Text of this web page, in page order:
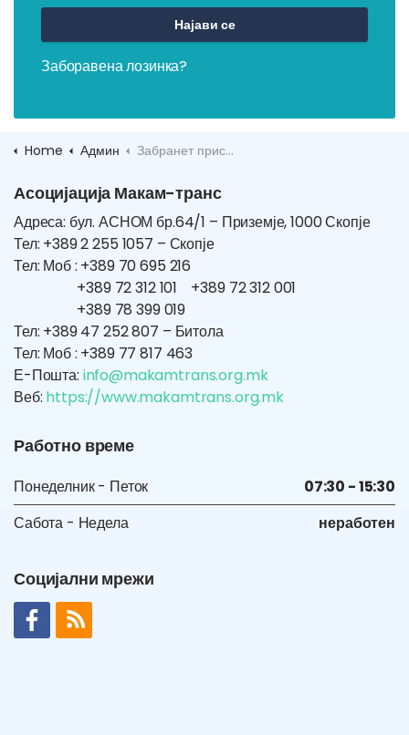
Најави се
Заборавена лозинка?
Home Админ Забранет пристап
Асоцијација Макам-транс
Адреса: бул. АСНОМ бр.64/1 – Приземје, 1000 Скопје
Тел: +389 2 255 1057 – Скопје
Тел: Моб : +389 70 695 216
+389 72 312 101 +389 72 312 001
+389 78 399 019
Тел: +389 47 252 807 – Битола
Тел: Моб : +389 77 817 463
Е-Пошта: info@makamtrans.org.mk
Веб: https://www.makamtrans.org.mk
Работно време
Понеделник - Петок
07:30 - 15:30
Сабота - Недела
неработен
Социјални мрежи